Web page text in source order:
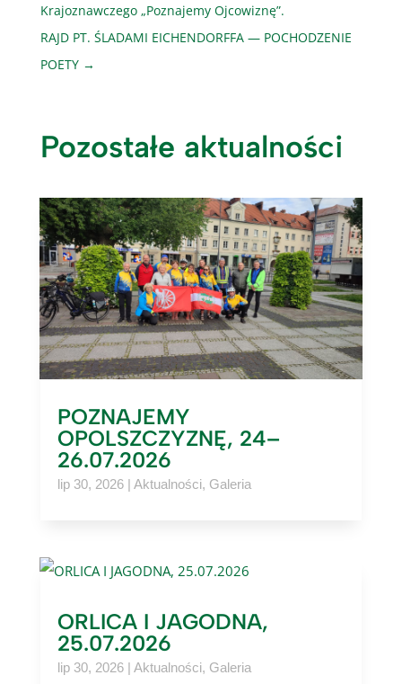
Krajoznawczego „Poznajemy Ojcowiznę”.
RAJD PT. ŚLADAMI EICHENDORFFA — POCHODZENIE
POETY→
Pozostałe aktualności
POZNAJEMY
OPOLSZCZYZNĘ, 24–
26.07.2026
lip 30, 2026| Aktualności, Galeria
ORLICA I JAGODNA,
25.07.2026
lip 30, 2026| Aktualności, Galeria